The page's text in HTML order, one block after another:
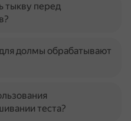
тыкву перед
долмы обрабатывают
теста?